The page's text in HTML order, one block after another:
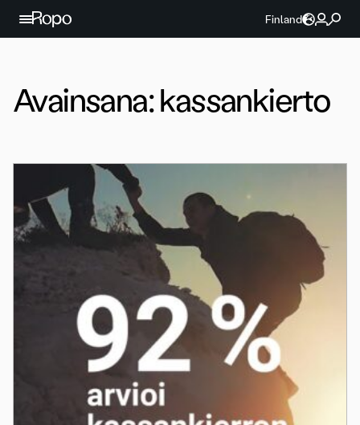
Jatka sisältöön
Finland
Avainsana:kassankierto